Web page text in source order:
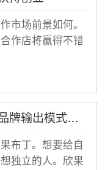
市场前景如何。
作店将赢得不错
有充裕资金的加入欣果铺子 品牌输出模式复制
布丁。想要给自
独立的人。欣果